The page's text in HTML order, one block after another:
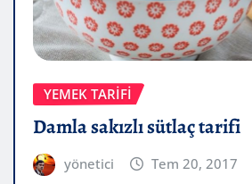
YEMEK TARIFI
Damla sakızlı sütlaç tarifi
yönetici Tem 20, 2017